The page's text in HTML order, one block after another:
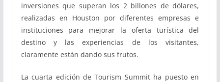
inversiones que superan los 2 billones de dólares,
realizadas en Houston por diferentes empresas e
instituciones para mejorar la oferta turística del
destino y las experiencias de los visitantes,
claramente están dando sus frutos.
La cuarta edición de Tourism Summit ha puesto en